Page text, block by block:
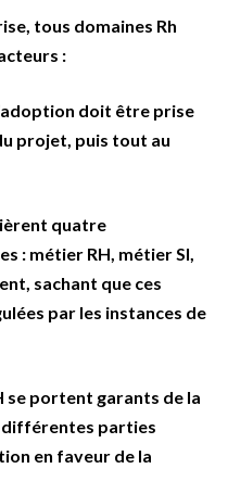
tous domaines Rh
:
doit être prise
projet, puis tout au
quatre
: métier RH, métier SI,
sachant que ces
par les instances de
se portent garants de la
différentes parties
en faveur de la